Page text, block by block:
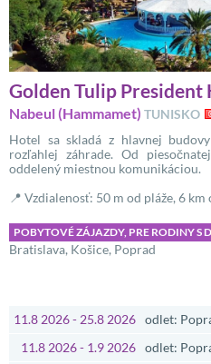
Golden Tulip President
Nabeul (Hammamet) TUNISKO
Hotel sa skladá z hlavnej
rozľahlej záhrade. Od
oddelený miestnou komunikáciou.
📍 Vzdialenosť: 50 m od pláže, 6 km
POBYTOVÉ ZÁJAZDY, PRE RODINY S
Bratislava, Košice, Poprad
11.8 2026 - 25.8 2026 odlet:
11.8 2026 - 1.9 2026 odlet: